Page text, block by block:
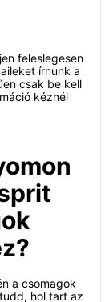
feleslegesen
írnunk a
csak be kell
kéznél
a csomagok
hol tart az